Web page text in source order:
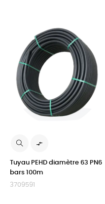

Tuyau PEHD diamètre 63 PN6
bars 100m
3709591